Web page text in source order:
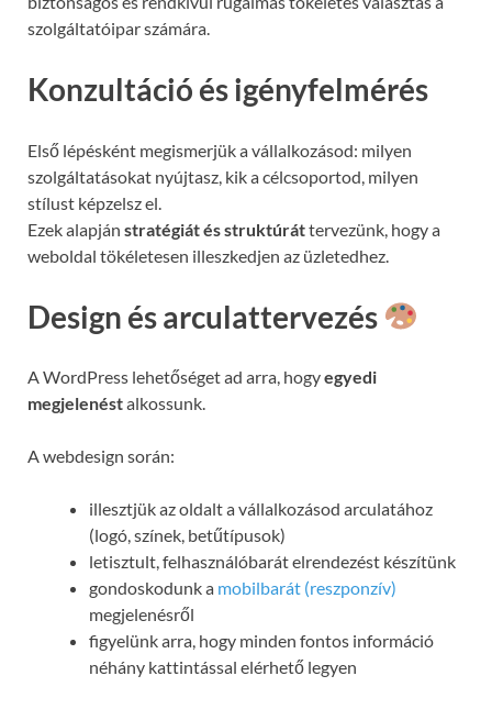
szolgáltatóipar számára.
Konzultáció és igényfelmérés
Első lépésként megismerjük a vállalkozásod: milyen
szolgáltatásokat nyújtasz, kik a célcsoportod, milyen
stílust képzelsz el.
Ezek alapján stratégiát és struktúráttervezünk, hogy a
weboldal tökéletesen illeszkedjen az üzletedhez.
Design és arculattervezés
A WordPress lehetőséget ad arra, hogyegyedi
megjelenéstalkossunk.
A webdesign során:
illesztjük az oldalt a vállalkozásod arculatához
(logó, színek, betűtípusok)
letisztult, felhasználóbarát elrendezést készítünk
gondoskodunk a mobilbarát (reszponzív)
megjelenésről
figyelünk arra, hogy minden fontos információ
néhány kattintással elérhető legyen